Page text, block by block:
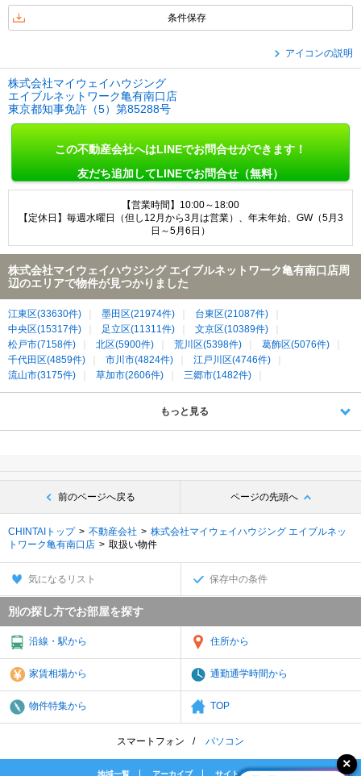
条件保存
アイコンの説明
株式会社マイウェイハウジング
エイブルネットワーク亀有南口店
東京都知事免許（5）第85288号
この不動産会社へはLINEでお問合せができます！
友だち追加してLINEでお問合せ（無料）
【営業時間】10:00～18:00
【定休日】毎週水曜日（但し12月から3月は営業）、年末年始、GW（5月3
日～5月6日）
株式会社マイウェイハウジング エイブルネットワーク亀有南口店周
辺のエリアで物件が見つかりました
江東区(33630件) 墨田区(21974件)
台東区(21087件)
中央区(15317件)
足立区(11311件)
文京区(10389件)
松戸市(7158件)
北区(5900件) 荒川区(5398件)
葛飾区(5076件)
千代田区(4859件)
市川市(4824件)
江戸川区(4746件)
流山市(3175件)
草加市(2606件)
三郷市(1482件)
八潮市(1125件)
もっと見る
前のページへ戻る ページの先頭へ
CHINTAIトップ 不動産会社
株式会社マイウェイハウジング エイブルネッ
トワーク亀有南口店
取扱い物件
気になるリスト 保存中の条件
別の探し方でお部屋を探す
沿線・駅から 住所から
家賃相場から 通勤通学時間から
物件特集から TOP
スマートフォン パソコン
地域一覧 アーカイブ サイトマップ